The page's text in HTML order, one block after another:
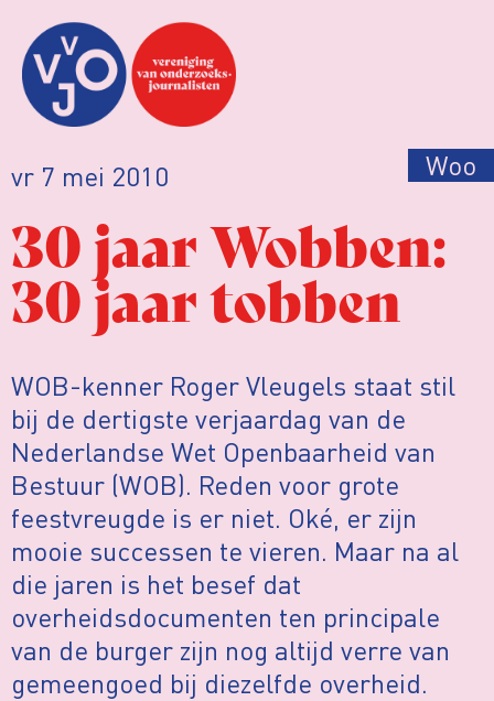
vr 7 mei 2010 Woo
30 jaar Wobben:
30 jaar tobben
WOB-kenner Roger Vleugels staat stil
bij de dertigste verjaardag van de
Nederlandse Wet Openbaarheid van
Bestuur (WOB). Reden voor grote
feestvreugde is er niet. Oké, er zijn
mooie successen te vieren. Maar na al
die jaren is het besef dat
overheidsdocumenten ten principale
van de burger zijn nog altijd verre van
gemeengoed bij diezelfde overheid.